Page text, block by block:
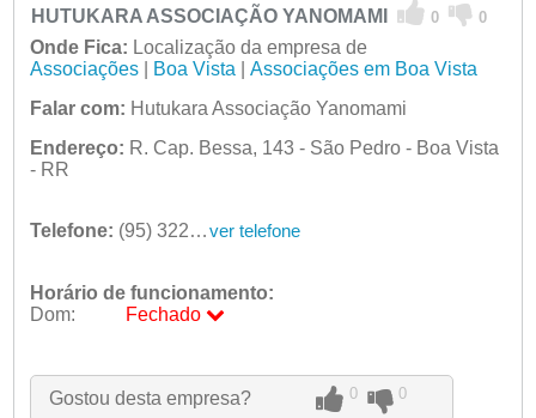
HUTUKARA ASSOCIAÇÃO YANOMAMI 0 0
Onde Fica: Localização da empresa de
Associações| Boa Vista
Associações em Boa Vista
Falar com: Hutukara Associação Yanomami
Endereço: R. Cap. Bessa, 143 - São Pedro - Boa Vista
- RR
Telefone: (95) 3224-6767 ver telefone
Horário de funcionamento:
Dom:
Fechado
Ter:
09:00 - 18:00
Qua:
09:00 - 18:00
Gostou desta empresa? 0 0